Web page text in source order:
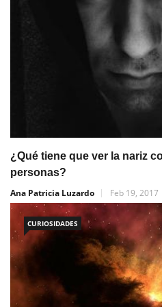
¿Qué tiene que ver la nariz
personas?
Ana Patricia Luzardo
Feb 19, 2017
CURIOSIDADES